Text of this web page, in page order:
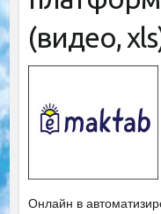
(видео,
Онлайн в